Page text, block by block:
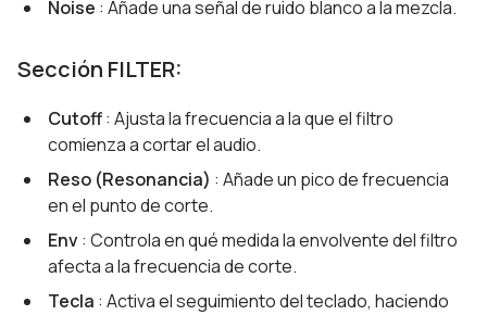
Noise : Añade una señal de ruido blanco a la mezcla.
Sección FILTER:
Cutoff: Ajusta la frecuencia a la que el filtro
comienza a cortar el audio.
Reso (Resonancia) : Añade un pico de frecuencia
en el punto de corte.
Env: Controla en qué medida la envolvente del filtro
afecta a la frecuencia de corte.
Tecla : Activa el seguimiento del teclado, haciendo